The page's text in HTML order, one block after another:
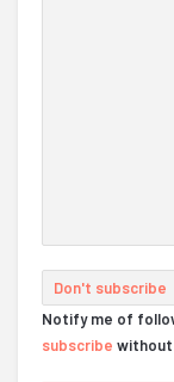
Notify me of
subscribe without